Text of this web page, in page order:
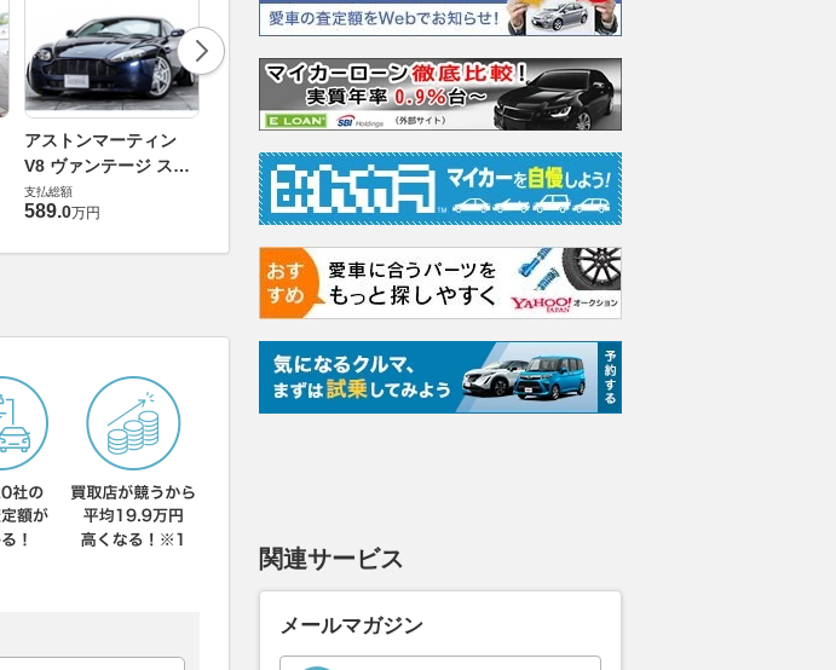
アストンマーティン
V8 ヴァンテージ スポ
ーツシフト
支払総額
589.0万円
ロータス エヴォーラ
エヴォーラ
支払総額
0万円
ホンダ NSX 3.0
支払総額
898 0万円
ロールスロイス ゴース
ト ロールスロイス ゴ
ースト(第1世代 / RR4)
支払総額
905
関連サービス
メールマガジン